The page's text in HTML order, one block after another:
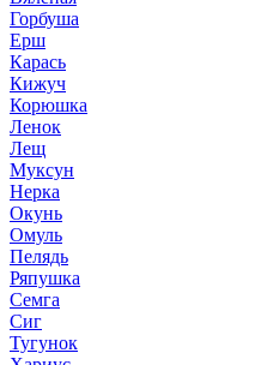
Горбуша
Ерш
Карась
Кижуч
Корюшка
Ленок
Лещ
Муксун
Нерка
Окунь
Омуль
Пелядь
Ряпушка
Семга
Сиг
Тугунок